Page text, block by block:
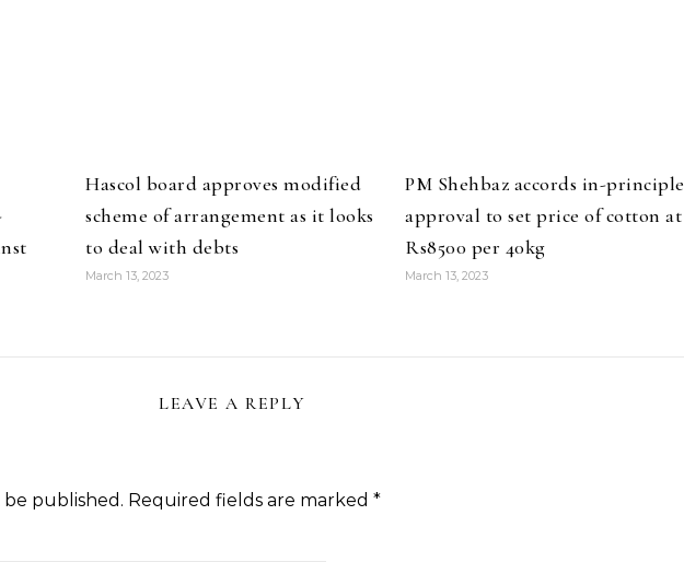
Hascol board approves modified
scheme of arrangement as it looks
to deal with debts
March 13, 2023
PM Shehbaz accords in-principle
approval to set price of cotton at
Rs8500 per 40kg
March 13, 2023
LEAVE A REPLY
published. Required fields are marked *